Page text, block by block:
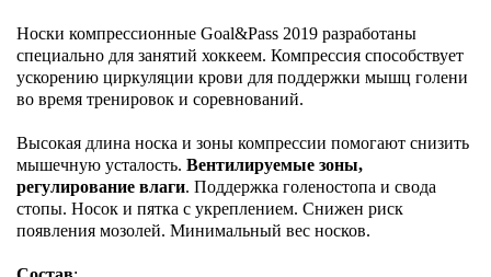
Носки компрессионные Goal&Pass 2019 разработаны
специально для занятий хоккеем. Компрессия способствует
ускорению циркуляции крови для поддержки мышц голени
во время тренировок и соревнований.
Высокая длина носка и зоны компрессии помогают снизить
мышечную усталость. Вентилируемые зоны,
регулирование влаги. Поддержка голеностопа и свода
стопы. Носок и пятка с укреплением. Снижен риск
появления мозолей. Минимальный вес носков.